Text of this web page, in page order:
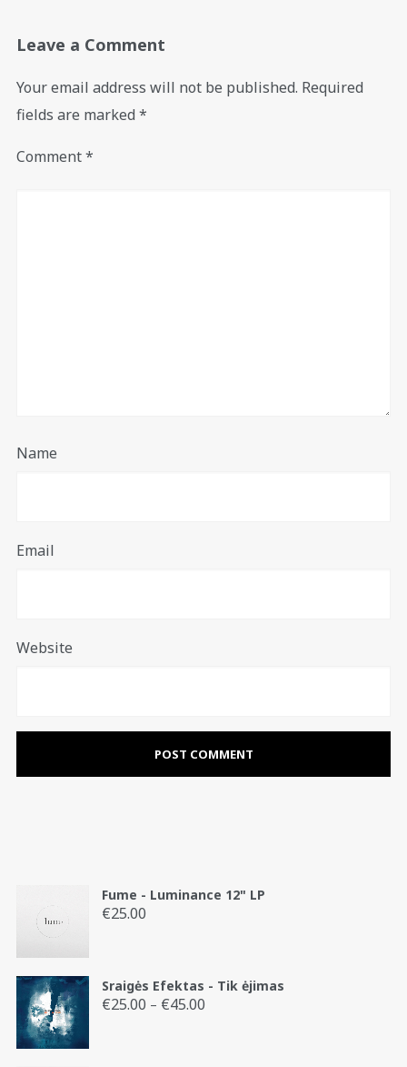
Leave a Comment
Your email address will not be published. Required
fields are marked *
Comment*
Name
Email
Website
Fume - Luminance 12" LP
€25.00
Sraigės Efektas - Tik ėjimas
€25.00 – €45.00Price